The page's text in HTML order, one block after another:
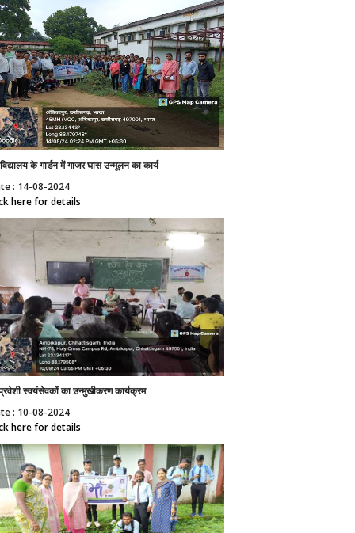
के गार्डन में गाजर घास उन्मूलन का कार्य
: 14-08-2024
here for details
स्वयंसेवकों का उन्मुखीकरण कार्यक्रम
: 10-08-2024
here for details